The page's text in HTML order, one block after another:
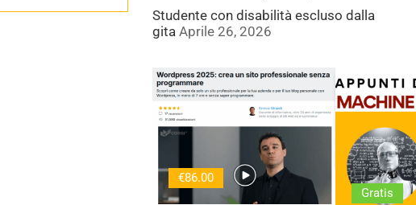
Studente con disabilità escluso dalla
gita Aprile 26, 2026
€86.00
Gratis